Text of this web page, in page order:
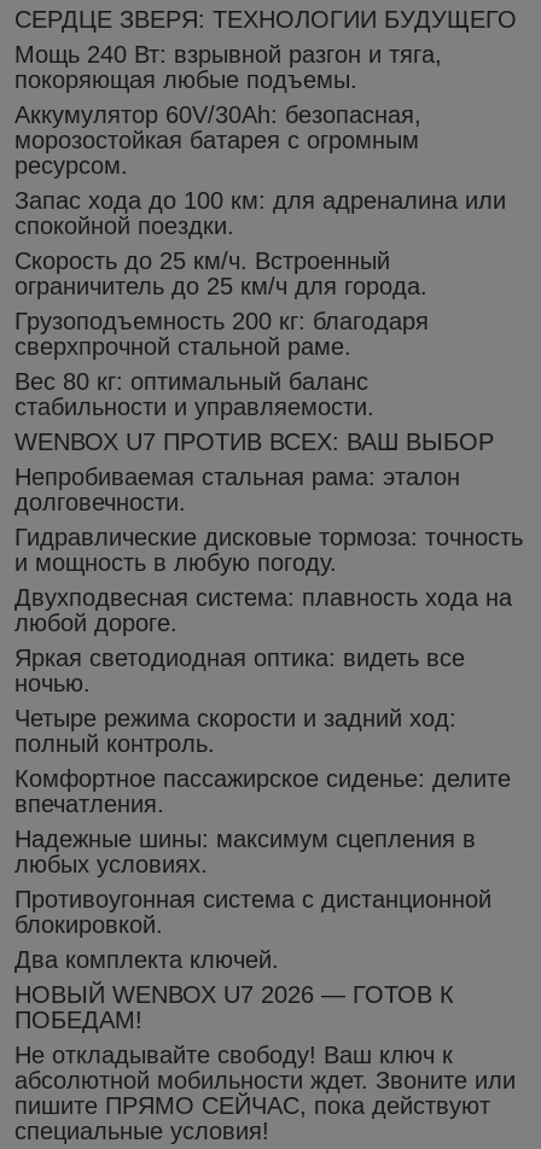
СЕРДЦЕ ЗВЕРЯ: ТЕХНОЛОГИИ БУДУЩЕГО
​Мощь 240 Вт: взрывной разгон и тяга,
покоряющая любые подъемы.
​Аккумулятор 60V/30Аh: безопасная,
морозостойкая батарея с огромным
ресурсом.
​Запас хода до 100 км: для адреналина или
спокойной поездки.
​Скорость до 25 км/ч. Встроенный
ограничитель до 25 км/ч для города.
​Грузоподъемность 200 кг: благодаря
сверхпрочной стальной раме.
​Вес 80 кг: оптимальный баланс
стабильности и управляемости.
WЕNВОХ U7 ПРОТИВ ВСЕХ: ВАШ ВЫБОР
​Непробиваемая стальная рама: эталон
долговечности.
​Гидравлические дисковые тормоза: точность
и мощность в любую погоду.
​Двухподвесная система: плавность хода на
любой дороге.
​Яркая светодиодная оптика: видеть все
ночью.
​Четыре режима скорости и задний ход:
полный контроль.
​Комфортное пассажирское сиденье: делите
впечатления.
​Надежные шины: максимум сцепления в
любых условиях.
​Противоугонная система с дистанционной
блокировкой.
​Два комплекта ключей.
НОВЫЙ WЕNВОХ U7 2026 — ГОТОВ К
ПОБЕДАМ!
Не откладывайте свободу! Ваш ключ к
абсолютной мобильности ждет. Звоните или
пишите ПРЯМО СЕЙЧАС, пока действуют
специальные условия!